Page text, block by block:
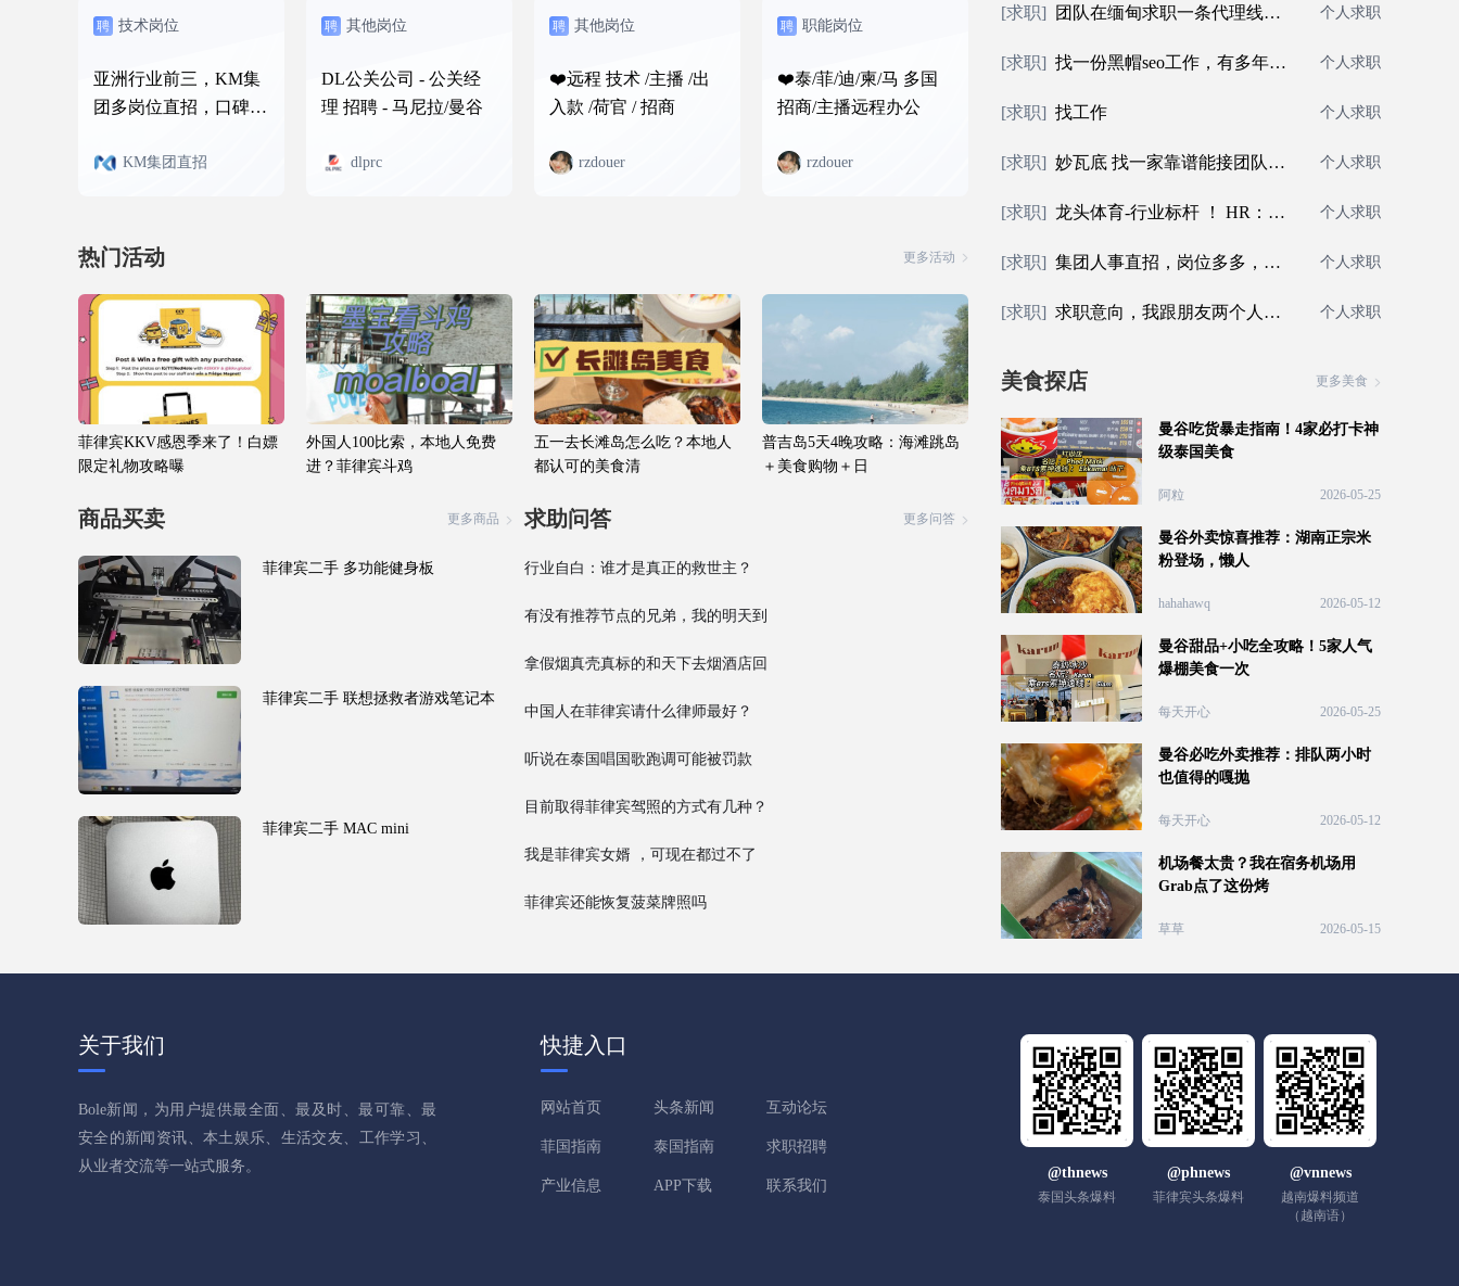
聘 技术岗位
亚洲行业前三，KM集
团多岗位直招，口碑优
KM集团直招
聘 其他岗位
DL公关公司 - 公关经
理 招聘 - 马尼拉/曼谷
dlprc
聘 其他岗位
❤️远程 技术 /主播 /出
入款 /荷官 / 招商
rzdouer
聘 职能岗位
❤️泰/菲/迪/柬/马 多国
招商/主播远程办公
rzdouer
热门活动 更多活动
菲律宾KKV感恩季来了！白嫖
限定礼物攻略曝
外国人100比索，本地人免费
进？菲律宾斗鸡
五一去长滩岛怎么吃？本地人
都认可的美食清
普吉岛5天4晚攻略：海滩跳岛
＋美食购物＋日
商品买卖 更多商品
菲律宾二手 多功能健身板
菲律宾二手 联想拯救者游戏笔记本
菲律宾二手 MAC mini
求助问答 更多问答
行业自白：谁才是真正的救世主？
有没有推荐节点的兄弟，我的明天到
拿假烟真壳真标的和天下去烟酒店回
中国人在菲律宾请什么律师最好？
听说在泰国唱国歌跑调可能被罚款
目前取得菲律宾驾照的方式有几种？
我是菲律宾女婿 ，可现在都过不了
菲律宾还能恢复菠菜牌照吗
[求职] 团队在缅甸求职一条代理线，人员年纪平均二 个人求职
[求职] 找一份黑帽seo工作，有多年管理经验 个人求职
[求职] 找工作 个人求职
[求职] 妙瓦底 找一家靠谱能接团队赔付的公司 个人求职
[求职] 龙头体育-行业标杆 ！ HR：@mafox8 泰/柬/ 个人求职
[求职] 集团人事直招，岗位多多，咨询 / 招猎头合 个人求职
[求职] 求职意向，我跟朋友两个人在其他公司出来的 个人求职
美食探店 更多美食
曼谷吃货暴走指南！4家必打卡神
级泰国美食
阿粒 2026-05-25
曼谷外卖惊喜推荐：湖南正宗米
粉登场，懒人
hahahawq 2026-05-12
曼谷甜品+小吃全攻略！5家人气
爆棚美食一次
每天开心 2026-05-25
曼谷必吃外卖推荐：排队两小时
也值得的嘎抛
每天开心 2026-05-12
机场餐太贵？我在宿务机场用
Grab点了这份烤
草草 2026-05-15
关于我们
Bole新闻，为用户提供最全面、最及时、最可靠、最
安全的新闻资讯、本土娱乐、生活交友、工作学习、
从业者交流等一站式服务。
快捷入口
网站首页 头条新闻 互动论坛
菲国指南 泰国指南 求职招聘
产业信息 APP下载 联系我们
@thnews
泰国头条爆料
@phnews
菲律宾头条爆料
@vnnews
越南爆料频道
（越南语）